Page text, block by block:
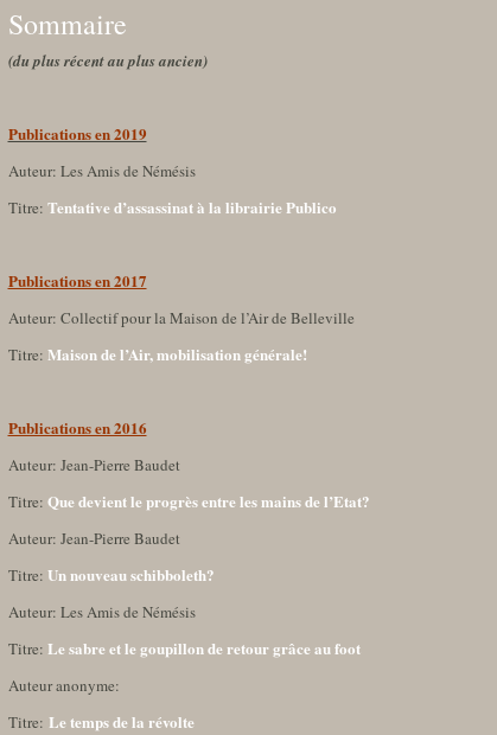
Sommaire
(du plus récent au plus ancien)
Publications en 2019
Auteur: Les Amis de Némésis
Titre: Tentative d’assassinat à la librairie Publico
Publications en 2017
Auteur: Collectif pour la Maison de l’Air de Belleville
Titre: Maison de l’Air, mobilisation générale!
Publications en 2016
Auteur: Jean-Pierre Baudet
Titre: Que devient le progrès entre les mains de l’Etat?
Auteur: Jean-Pierre Baudet
Titre: Un nouveau schibboleth?
Auteur: Les Amis de Némésis
Titre: Le sabre et le goupillon de retour grâce au foot
Auteur anonyme:
Titre: Le temps de la révolte